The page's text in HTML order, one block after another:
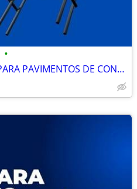
•
CANASTILLA PASAJUNTAS PARA PAVIMENTOS DE CONCRETO HIDRÁULICO